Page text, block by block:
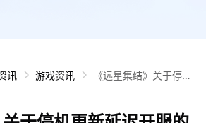
讯 游戏资讯
《远星集结》关于停机